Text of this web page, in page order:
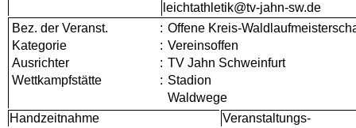
leichtathletik@tv-jahn-sw.de
Bez. der Veranst.
: Offene Kreis-
Kategorie
: Vereinsoffen
Ausrichter
: TV Jahn Schweinfurt
Wettkampfstätte
: Stadion
Waldwege
Handzeitnahme
Veranstaltungs-